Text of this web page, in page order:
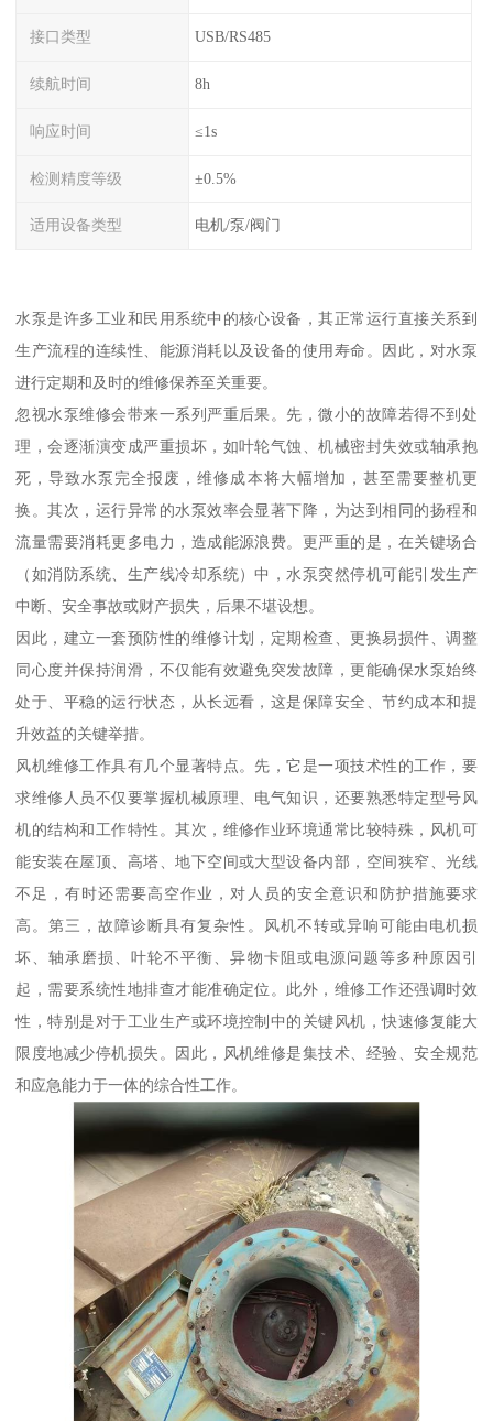
接口类型 USB/RS485
续航时间 8h
响应时间 ≤1s
检测精度等级 ±0.5%
适用设备类型 电机/泵/阀门
水泵是许多工业和民用系统中的核心设备，其正常运行直接关系到
生产流程的连续性、能源消耗以及设备的使用寿命。因此，对水泵
进行定期和及时的维修保养至关重要。
忽视水泵维修会带来一系列严重后果。先，微小的故障若得不到处
理，会逐渐演变成严重损坏，如叶轮气蚀、机械密封失效或轴承抱
死，导致水泵完全报废，维修成本将大幅增加，甚至需要整机更
换。其次，运行异常的水泵效率会显著下降，为达到相同的扬程和
流量需要消耗更多电力，造成能源浪费。更严重的是，在关键场合
（如消防系统、生产线冷却系统）中，水泵突然停机可能引发生产
中断、安全事故或财产损失，后果不堪设想。
因此，建立一套预防性的维修计划，定期检查、更换易损件、调整
同心度并保持润滑，不仅能有效避免突发故障，更能确保水泵始终
处于、平稳的运行状态，从长远看，这是保障安全、节约成本和提
升效益的关键举措。
风机维修工作具有几个显著特点。先，它是一项技术性的工作，要
求维修人员不仅要掌握机械原理、电气知识，还要熟悉特定型号风
机的结构和工作特性。其次，维修作业环境通常比较特殊，风机可
能安装在屋顶、高塔、地下空间或大型设备内部，空间狭窄、光线
不足，有时还需要高空作业，对人员的安全意识和防护措施要求
高。第三，故障诊断具有复杂性。风机不转或异响可能由电机损
坏、轴承磨损、叶轮不平衡、异物卡阻或电源问题等多种原因引
起，需要系统性地排查才能准确定位。此外，维修工作还强调时效
性，特别是对于工业生产或环境控制中的关键风机，快速修复能大
限度地减少停机损失。因此，风机维修是集技术、经验、安全规范
和应急能力于一体的综合性工作。